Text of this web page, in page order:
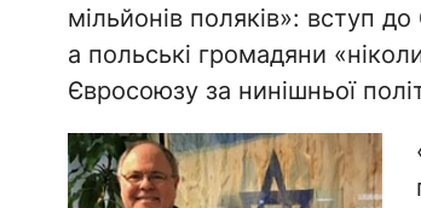
мільйонів поляків»: вступ
а польські громадяни
Євросоюзу за нинішньої